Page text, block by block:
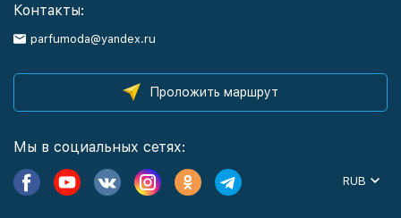
Контакты:
parfumoda@yandex.ru
Проложить маршрут
Мы в социальных сетях:
RUB